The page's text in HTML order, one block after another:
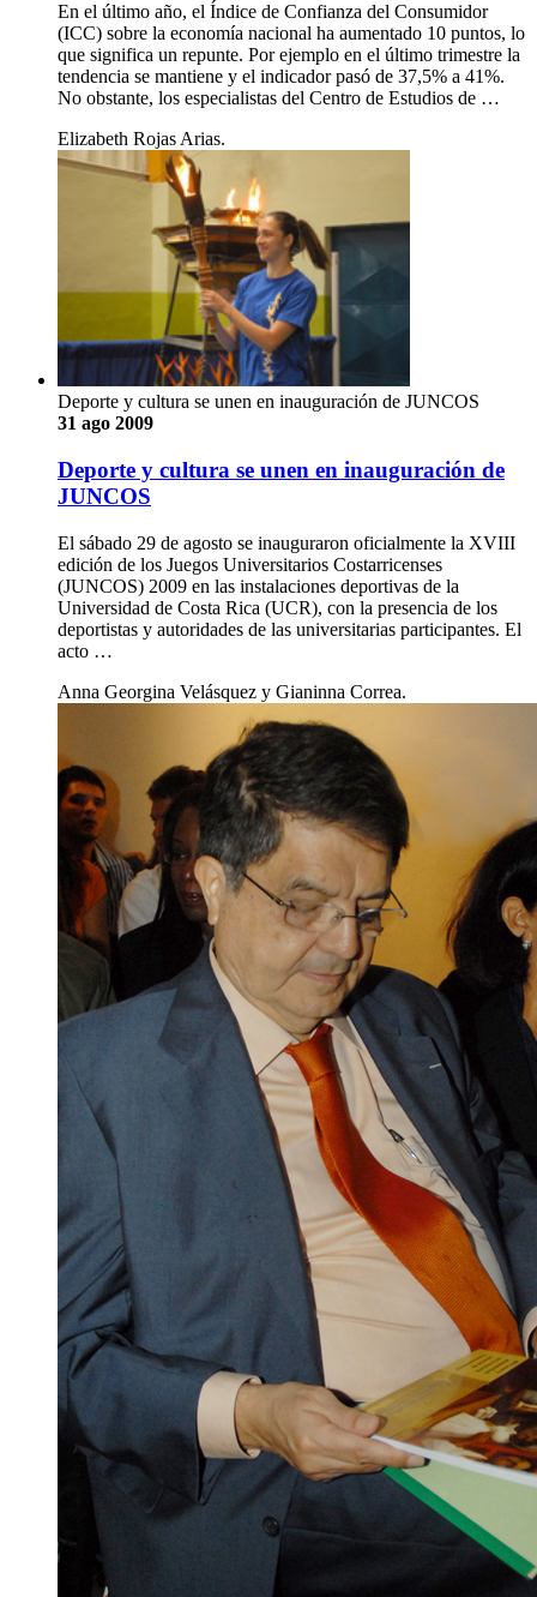
En el último año, el Índice de Confianza del Consumidor
(ICC) sobre la economía nacional ha aumentado 10 puntos, lo
que significa un repunte. Por ejemplo en el último trimestre la
tendencia se mantiene y el indicador pasó de 37,5% a 41%.
No obstante, los especialistas del Centro de Estudios de …
Elizabeth Rojas Arias.
Deporte y cultura se unen en inauguración de JUNCOS
31 ago 2009
Deporte y cultura se unen en inauguración de
JUNCOS
El sábado 29 de agosto se inauguraron oficialmente la XVIII
edición de los Juegos Universitarios Costarricenses
(JUNCOS) 2009 en las instalaciones deportivas de la
Universidad de Costa Rica (UCR), con la presencia de los
deportistas y autoridades de las universitarias participantes. El
acto …
Anna Georgina Velásquez y Gianinna Correa.